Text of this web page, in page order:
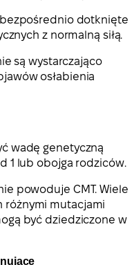
bezpośrednio dotknięte
z normalną siłą.
są wystarczająco
osłabienia
wadę genetyczną
1 lub obojga rodziców.
powoduje CMT. Wiele
różnymi mutacjami
być dziedziczone w